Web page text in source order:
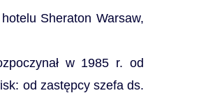
Sheraton Warsaw,
w 1985 r. od
od zastępcy szefa ds.